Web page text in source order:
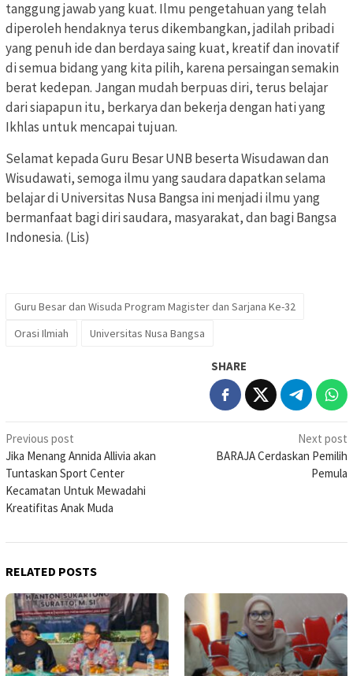
tanggung jawab yang kuat. Ilmu pengetahuan yang telah
diperoleh hendaknya terus dikembangkan, jadilah pribadi
yang penuh ide dan berdaya saing kuat, kreatif dan inovatif
di semua bidang yang kita pilih, karena persaingan semakin
berat kedepan. Jangan mudah berpuas diri, terus belajar
dari siapapun itu, berkarya dan bekerja dengan hati yang
Ikhlas untuk mencapai tujuan.
Selamat kepada Guru Besar UNB beserta Wisudawan dan
Wisudawati, semoga ilmu yang saudara dapatkan selama
belajar di Universitas Nusa Bangsa ini menjadi ilmu yang
bermanfaat bagi diri saudara, masyarakat, dan bagi Bangsa
Indonesia. (Lis)
Guru Besar dan Wisuda Program Magister dan Sarjana Ke-32
Orasi Ilmiah
Universitas Nusa Bangsa
SHARE
Post
navigation
Previous post
Jika Menang Annida Allivia akan
Tuntaskan Sport Center
Kecamatan Untuk Mewadahi
Kreatifitas Anak Muda
Next post
BARAJA Cerdaskan Pemilih
Pemula
RELATED POSTS